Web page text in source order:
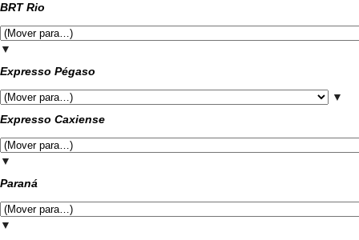
BRT Rio
▼
Expresso Pégaso
▼
Expresso Caxiense
▼
Paraná
▼